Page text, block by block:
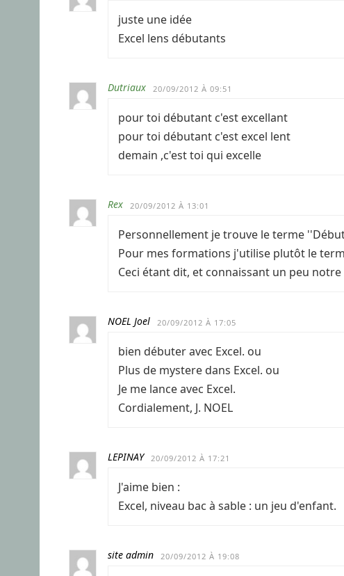
juste une idée
Excel lens débutants
Dutriaux 20/09/2012 À 09:51
pour toi débutant c'est excellant
pour toi débutant c'est excel lent
demain ,c'est toi qui excelle
Rex 20/09/2012 À 13:01
Personnellement je trouve le terme
Pour mes formations j'utilise plutôt le
Ceci étant dit, et connaissant un peu
NOEL Joel 20/09/2012 À 17:05
bien débuter avec Excel. ou
Plus de mystere dans Excel. ou
Je me lance avec Excel.
Cordialement, J. NOEL
LEPINAY 20/09/2012 À 17:21
J'aime bien :
Excel, niveau bac à sable : un jeu d'enfant.
site admin 20/09/2012 À 19:08